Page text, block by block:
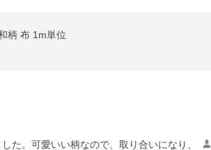
柄 布 1m単位
た。可愛いい柄なので、取り合いになり、